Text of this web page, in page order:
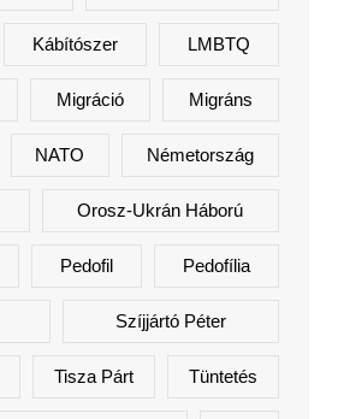
Kábítószer LMBTQ
Migráció Migráns
NATO Németország
Orosz-Ukrán Háború
Pedofil Pedofília
Szíjjártó Péter
Tisza Párt Tüntetés